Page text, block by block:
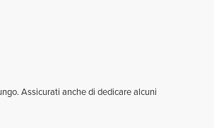
Assicurati anche di dedicare alcuni